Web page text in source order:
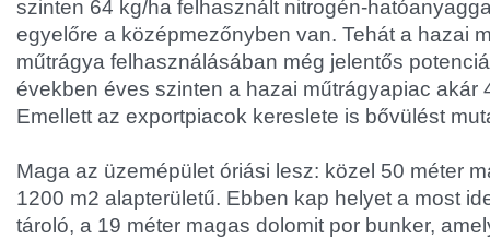
szinten 64 kg/ha felhasznált nitrogén-
egyelőre a középmezőnyben van. Tehát a hazai
műtrágya felhasználásában még jelentős
években éves szinten a hazai műtrágyapiac akár
Emellett az exportpiacok kereslete is bővülést
Maga az üzemépület óriási lesz: közel 50 méter
1200 m2 alapterületű. Ebben kap helyet a most
tároló, a 19 méter magas dolomit por bunker,